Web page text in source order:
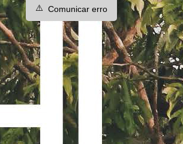
⚠️ Comunicar erro